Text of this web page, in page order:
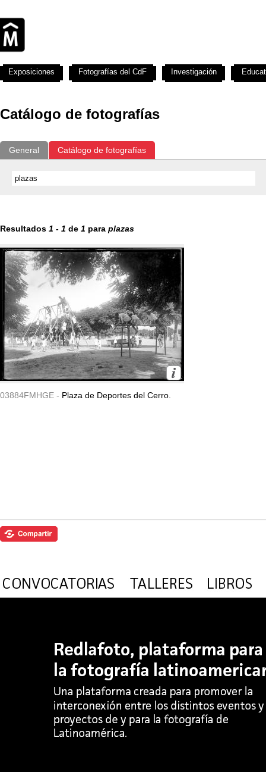
Catálogo de fotografías
General Catálogo de fotografías
Resultados 1 - 1 de 1 para plazas
03884FMHGE - Plaza de Deportes del Cerro.
Exposiciones Fotografías del CdF Investigación